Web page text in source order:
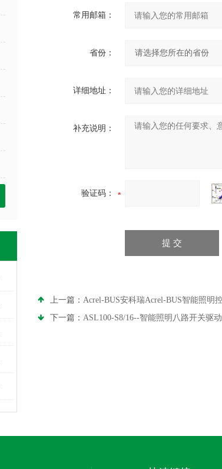
常用邮箱：
省份：
详细地址：
补充说明：
验证码：
上一篇： Acrel-BUS安科瑞Acrel-BUS智能照明
下一篇： ASL100-S8/16--智能照明八路开关驱